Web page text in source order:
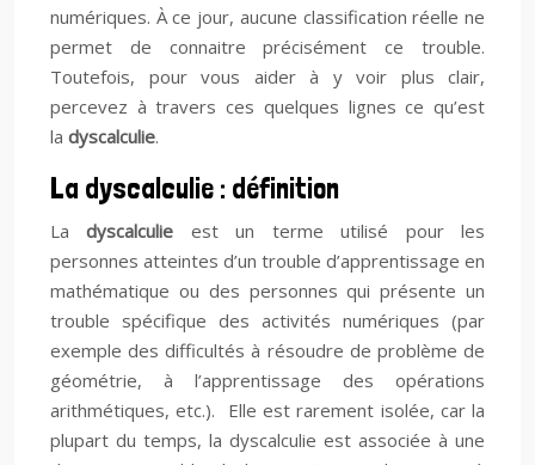
numériques. À ce jour, aucune classification réelle ne
permet de connaitre précisément ce trouble.
Toutefois, pour vous aider à y voir plus clair,
percevez à travers ces quelques lignes ce qu’est
la dyscalculie.
La dyscalculie : définition
Ladyscalculie est un terme utilisé pour les
personnes atteintes d’un trouble d’apprentissage en
mathématique ou des personnes qui présente un
trouble spécifique des activités numériques (par
exemple des difficultés à résoudre de problème de
géométrie, à l’apprentissage des opérations
arithmétiques, etc.). Elle est rarement isolée, car la
plupart du temps, la dyscalculie est associée à une